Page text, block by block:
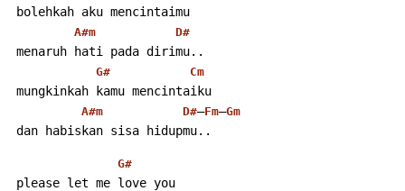
bolehkah aku mencintaimu
A#m D#
menaruh hati pada dirimu..
G# Cm
mungkinkah kamu mencintaiku
A#m D#–Fm–Gm
dan habiskan sisa hidupmu..
G#
please let me love you